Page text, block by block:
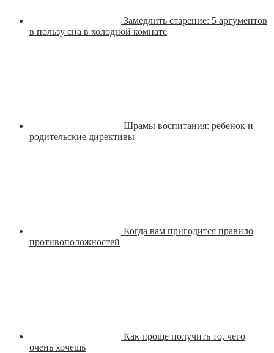
Замедлить старение: 5 аргументов
в пользу сна в холодной комнате
Шрамы воспитания: ребенок и
родительские директивы
Когда вам пригодится правило
противоположностей
Как проще получить то, чего
очень хочешь